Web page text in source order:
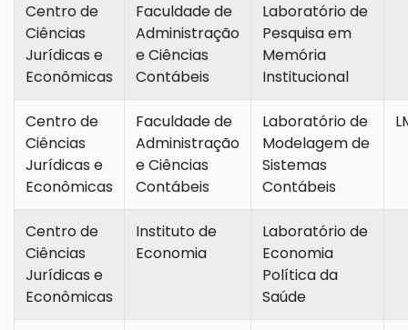
Centro de
Ciências
Jurídicas e
Econômicas
Faculdade de
Administração
e Ciências
Contábeis
Laboratório de
Pesquisa em
Memória
Institucional
Centro de
Ciências
Jurídicas e
Econômicas
Faculdade de
Administração
e Ciências
Contábeis
Laboratório de
Modelagem de
Sistemas
Contábeis
Centro de
Ciências
Jurídicas e
Econômicas
Instituto de
Economia
Laboratório de
Economia
Política da
Saúde